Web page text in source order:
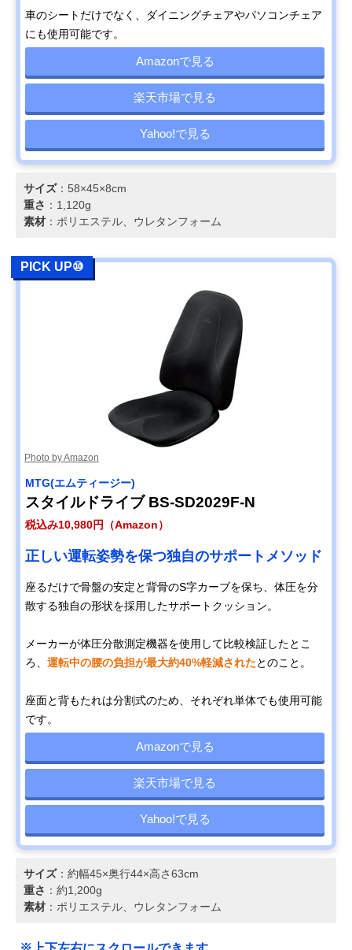
車のシートだけでなく、ダイニングチェアやパソコンチェア
にも使用可能です。
Amazonで見る
楽天市場で見る
Yahoo!で見る
サイズ：58×45×8cm
重さ ：1,120g
素材 ：ポリエステル、ウレタンフォーム
PICK UP⑩
Photo by Amazon
MTG(エムティージー)
スタイルドライブ BS-SD2029F-N
税込み10,980円（Amazon）
正しい運転姿勢を保つ独自のサポートメソッド
座るだけで骨盤の安定と背骨のS字カーブを保ち、体圧を分
散する独自の形状を採用したサポートクッション。
メーカーが体圧分散測定機器を使用して比較検証したとこ
ろ、 運転中の腰の負担が最大約40%軽減されたとのこと。
座面と背もたれは分割式のため、それぞれ単体でも使用可能
です。
Amazonで見る
楽天市場で見る
Yahoo!で見る
サイズ：約幅45×奥行44×高さ63cm
重さ ：約1,200g
素材 ：ポリエステル、ウレタンフォーム